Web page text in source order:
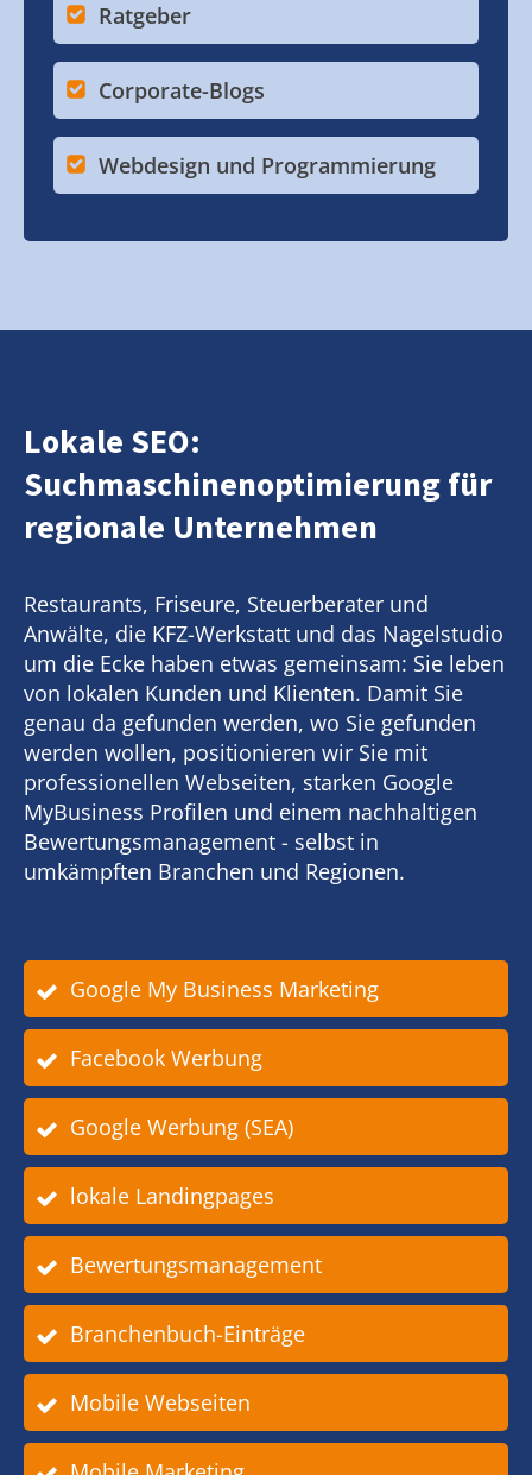
Ratgeber
Corporate-Blogs
Webdesign und Programmierung
Lokale SEO:
Suchmaschinenoptimierung für
regionale Unternehmen
Restaurants, Friseure, Steuerberater und
Anwälte, die KFZ-Werkstatt und das Nagelstudio
um die Ecke haben etwas gemeinsam: Sie leben
von lokalen Kunden und Klienten. Damit Sie
genau da gefunden werden, wo Sie gefunden
werden wollen, positionieren wir Sie mit
professionellen Webseiten, starken Google
MyBusiness Profilen und einem nachhaltigen
Bewertungsmanagement - selbst in
umkämpften Branchen und Regionen.
Google My Business Marketing
Facebook Werbung
Google Werbung (SEA)
lokale Landingpages
Bewertungsmanagement
Branchenbuch-Einträge
Mobile Webseiten